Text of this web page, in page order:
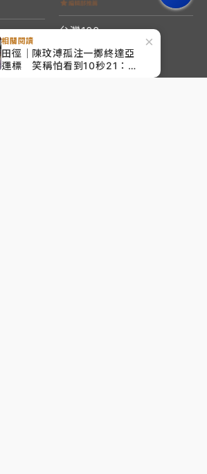
×
相關閱讀
田徑｜陳玟溥孤注一擲終達亞
運標 笑稱怕看到10秒21：
台灣100
2026九合一大選
台灣100 公益專區